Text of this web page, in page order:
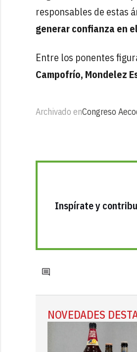
responsables de estas
generar confianza en
Entre los ponentes
Campofrío, Mondelez
Archivado enCongreso
Inspírate y
NOVEDADES